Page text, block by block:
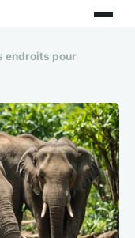
endroits pour